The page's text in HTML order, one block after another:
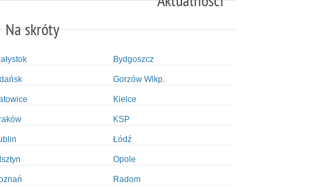
Na skróty
Bydgoszcz
Gorzów Wlkp.
Kielce
KSP
Łódź
Opole
Radom